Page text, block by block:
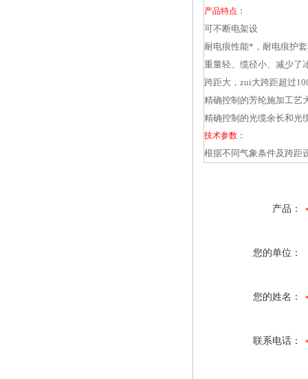
产品特点：
可不断电架设
耐电痕性能*，耐电痕护
重量轻、缆径小、减少了
跨距大，zui大跨距超过
精确控制的芳纶施加工艺
精确控制的光缆余长和光
技术参数：
根据不同气象条件及跨距
产品：
您的单位：
您的姓名：
联系电话：